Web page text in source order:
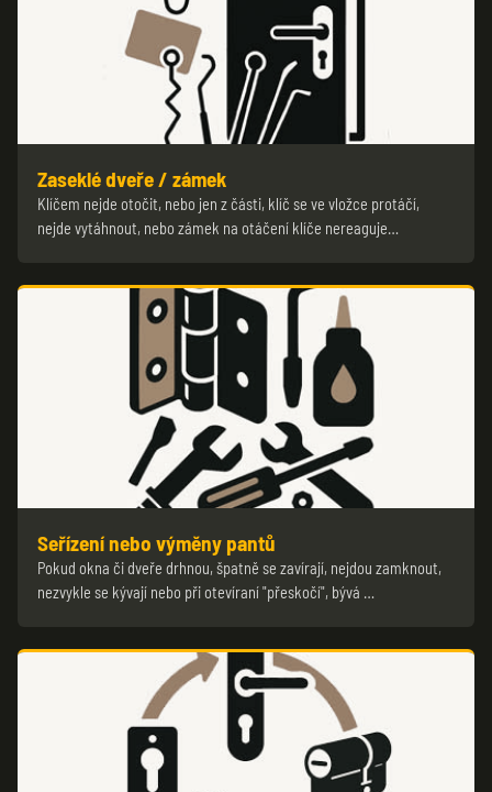
Zaseklé dveře / zámek
Klíčem nejde otočit, nebo jen z části, klíč se ve vložce protáčí,
nejde vytáhnout, nebo zámek na otáčení klíče nereaguje…
Seřízení nebo výměny pantů
Pokud okna či dveře drhnou, špatně se zavírají, nejdou zamknout,
nezvykle se kývají nebo při otevíraní "přeskočí", bývá …